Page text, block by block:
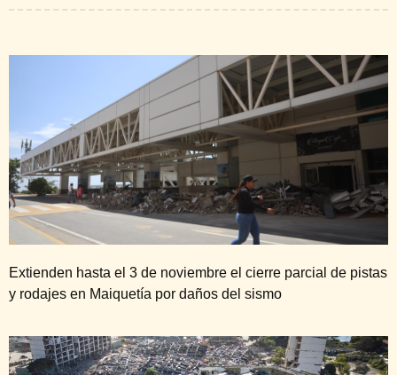
Extienden hasta el 3 de noviembre el cierre parcial de pistas
y rodajes en Maiquetía por daños del sismo